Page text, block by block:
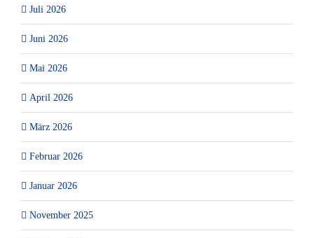
Juli 2026
Juni 2026
Mai 2026
April 2026
März 2026
Februar 2026
Januar 2026
November 2025